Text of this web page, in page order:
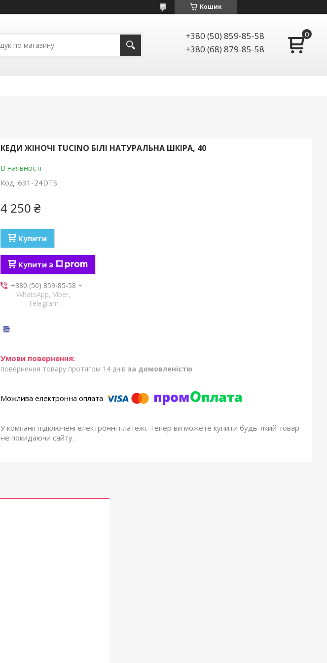
Кошик
+380 (50) 859-85-58
+380 (68) 879-85-58
КЕДИ ЖІНОЧІ TUCINO БІЛІ НАТУРАЛЬНА ШКІРА, 40
В наявності
Код: 631-24DTS
4 250 ₴
Купити
Купити з
+380 (50) 859-85-58
WhatsApp, Viber,
Telegram
повернення товару протягом 14 днів за домовленістю
У компанії підключені електронні платежі. Тепер ви можете купити будь-який товар
не покидаючи сайту.